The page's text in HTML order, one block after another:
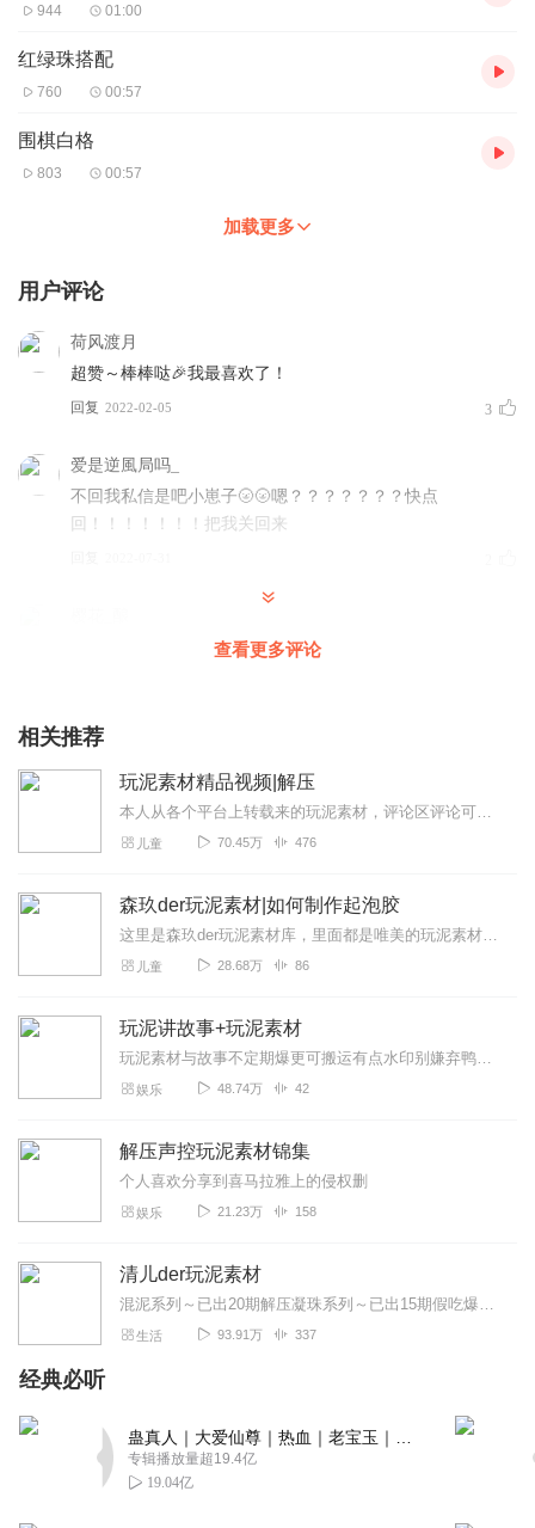
944 01:00
红绿珠搭配
760 00:57
围棋白格
803 00:57
加载更多
用户评论
荷风渡月
超赞～棒棒哒🎉我最喜欢了！
回复 2022-02-05 3
爱是逆風局吗_
不回我私信是吧小崽子🌝🌝嗯？？？？？？？快点
回！！！！！！！把我关回来
超好听，主播加油(ง •̀_•́)ง
染沐洛
还挺好看的，值得一看😘
2022-03-30
来了，好看(○｀ε´○)！！！！！求回复！
2022-08-03
6666666666666666
2022-05-02
干什么干什么？我就是喜欢怎么滴？
2022-04-24
素材特别的好看，很新颖
2025-02-13
爱死了！！！！！！！！
qwqwqwqwqwqwqw
查看更多评论
相关推荐
玩泥素材精品视频|解压
本人从各个平台上转载来的玩泥素材，评论区评论可抱走。各种史莱姆图片展示↓...
儿童 70.45万 476
森玖der玩泥素材|如何制作起泡胶
这里是森玖der玩泥素材库，里面都是唯美的玩泥素材哦.非常优质.也非常的声控解压.快来观看吧！求喜马大大给点流量！偶尔也会更新，如何制作起泡胶的哦
儿童 28.68万 86
玩泥讲故事+玩泥素材
玩泥素材与故事不定期爆更可搬运有点水印别嫌弃鸭每日至少更1集
娱乐 48.74万 42
解压声控玩泥素材锦集
个人喜欢分享到喜马拉雅上的侵权删
娱乐 21.23万 158
清儿der玩泥素材
混泥系列～已出20期解压凝珠系列～已出15期假吃爆浆蛋糕系列～已出45期圣诞特辑系列～已出35期格子泥系列～已出10期冰山爆浆假水系列～已出5期蜜罐起泡记系列～...
生活 93.91万 337
经典必听
专辑播放量超19.4亿
19.04亿